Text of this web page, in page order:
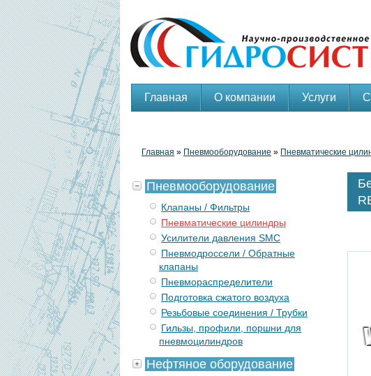
Главная О компании Услуги
Главная » Пневмооборудование » Пневматические
Пневмооборудование
Клапаны / Фильтры
Пневматические цилиндры
Усилители давления SMC
Пневмодроссели / Обратные
клапаны
Пневмораспределители
Подготовка сжатого воздуха
Резьбовые соединения / Трубки
Гильзы, профили, поршни для
пневмоцилиндров
Нефтяное оборудование